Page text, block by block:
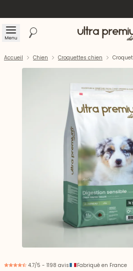
Menu Rechercher Accueil
Accueil Chien Croquettes chien
4.7/5 - 1198 avis Fabriqué en France